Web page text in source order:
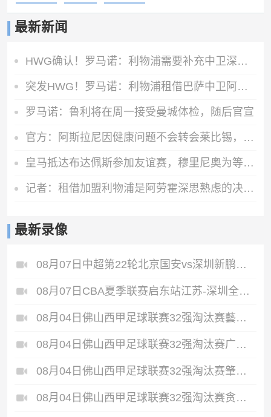
最新新闻
HWG确认！罗马诺：利物浦需要补充中卫深度，如今出手签下阿劳霍
突发HWG！罗马诺：利物浦租借巴萨中卫阿劳霍达口头协议
罗马诺：鲁利将在周一接受曼城体检，随后官宣
官方：阿斯拉尼因健康问题不会转会莱比锡，将留在霍芬海姆
皇马抵达布达佩斯参加友谊赛，穆里尼奥为等候的球迷签名
记者：租借加盟利物浦是阿劳霍深思熟虑的决定，红军承担全部工资
最新录像
08月07日中超第22轮北京国安vs深圳新鹏城全场录像
08月07日CBA夏季联赛启东站江苏-深圳全场录像
08月04日佛山西甲足球联赛32强淘汰赛藝品高國際VS湛江狂狼·粵辉能源全场录像
08月04日佛山西甲足球联赛32强淘汰赛广东西南建设VS香港圣徒全场录像
08月04日佛山西甲足球联赛32强淘汰赛肇庆恒骏成VS三七互娱全场录像
08月04日佛山西甲足球联赛32强淘汰赛贪玩游戏VS美的薪火全场录像